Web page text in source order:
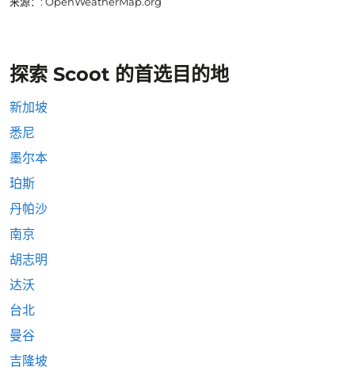
探索 Scoot 的首选目的地
新加坡
悉尼
墨尔本
珀斯
丹帕沙
南京
胡志明
达沃
台北
曼谷
吉隆坡